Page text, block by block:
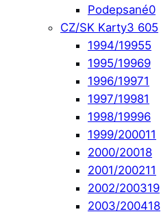
Podepsané0
CZ/SK Karty3 605
1994/19955
1995/19969
1996/19971
1997/19981
1998/19996
1999/200011
2000/20018
2001/200211
2002/200319
2003/200418